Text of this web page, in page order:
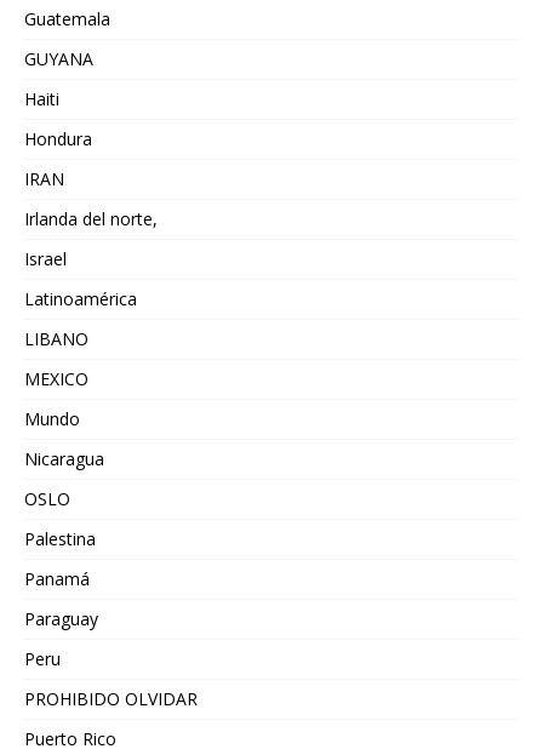
Guatemala
GUYANA
Haiti
Hondura
IRAN
Irlanda del norte,
Israel
Latinoamérica
LIBANO
MEXICO
Mundo
Nicaragua
OSLO
Palestina
Panamá
Paraguay
Peru
PROHIBIDO OLVIDAR
Puerto Rico